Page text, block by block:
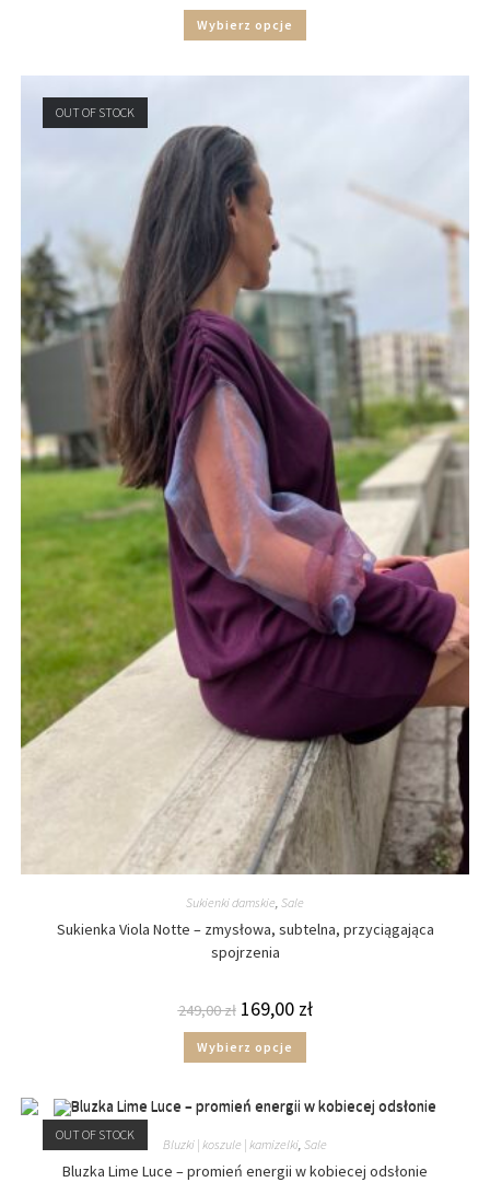
Wybierz opcje
OUT OF STOCK
Sukienki damskie Sale
Sukienka Viola Notte – zmysłowa, subtelna, przyciągająca
spojrzenia
249,00zł 169,00 zł
Wybierz opcje
OUT OF STOCK
Bluzki | koszule | kamizelki Sale
Bluzka Lime Luce – promień energii w kobiecej odsłonie